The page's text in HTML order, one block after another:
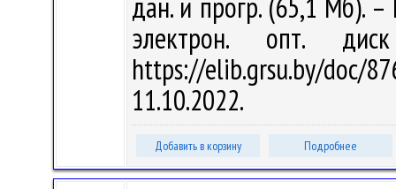
электрон. опт.
https://elib.grsu.by/
11.10.2022.
Добавить в корзину Подробнее